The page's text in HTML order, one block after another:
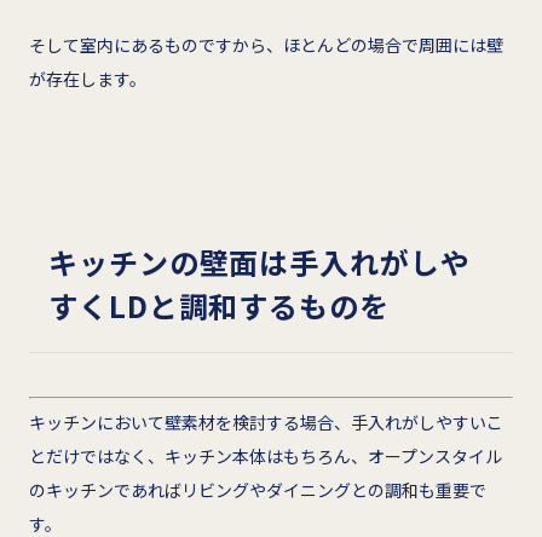
そして室内にあるものですから、ほとんどの場合で周囲には壁
が存在します。
キッチンの壁面は手入れがしや
すくLDと調和するものを
キッチンにおいて壁素材を検討する場合、手入れがしやすいこ
とだけではなく、キッチン本体はもちろん、オープンスタイル
のキッチンであればリビングやダイニングとの調和も重要で
す。